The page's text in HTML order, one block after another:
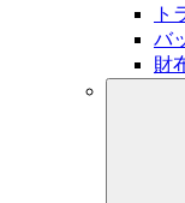
ト
バ
財